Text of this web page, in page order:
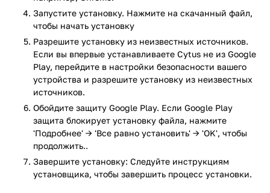
Запустите установку. Нажмите на скачанный файл,
чтобы начать установку
Разрешите установку из неизвестных источников.
Если вы впервые устанавливаете Cytus не из Google
Play, перейдите в настройки безопасности вашего
устройства и разрешите установку из неизвестных
источников.
Обойдите защиту Google Play. Если Google Play
защита блокирует установку файла, нажмите
'Подробнее' → 'Все равно установить' → 'OK', чтобы
продолжить..
Завершите установку: Следуйте инструкциям
установщика, чтобы завершить процесс установки.